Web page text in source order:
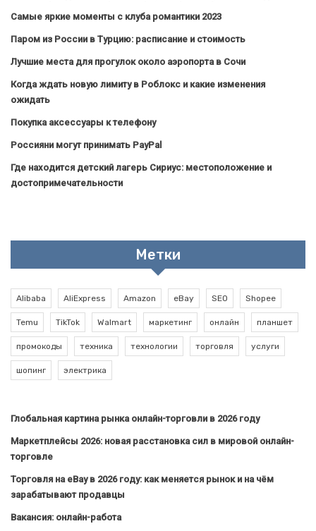
Самые яркие моменты с клуба романтики 2023
Паром из России в Турцию: расписание и стоимость
Лучшие места для прогулок около аэропорта в Сочи
Когда ждать новую лимиту в Роблокс и какие изменения
ожидать
Покупка аксессуары к телефону
Россияни могут принимать PayPal
Где находится детский лагерь Сириус: местоположение и
достопримечательности
Метки
Alibaba AliExpress Amazon eBay SEO Shopee
Temu TikTok Walmart маркетинг онлайн планшет
промокоды техника технологии торговля услуги
шопинг электрика
Глобальная картина рынка онлайн-торговли в 2026 году
Маркетплейсы 2026: новая расстановка сил в мировой онлайн-
торговле
Торговля на eBay в 2026 году: как меняется рынок и на чём
зарабатывают продавцы
Вакансия: онлайн-работа